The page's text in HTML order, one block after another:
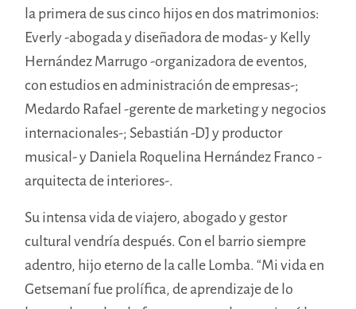
la primera de sus cinco hijos en dos matrimonios:
Everly -abogada y diseñadora de modas- y Kelly
Hernández Marrugo -organizadora de eventos,
con estudios en administración de empresas-;
Medardo Rafael -gerente de marketing y negocios
internacionales-; Sebastián -DJ y productor
musical- y Daniela Roquelina Hernández Franco -
arquitecta de interiores-.
Su intensa vida de viajero, abogado y gestor
cultural vendría después. Con el barrio siempre
adentro, hijo eterno de la calle Lomba. “Mi vida en
Getsemaní fue prolífica, de aprendizaje de lo